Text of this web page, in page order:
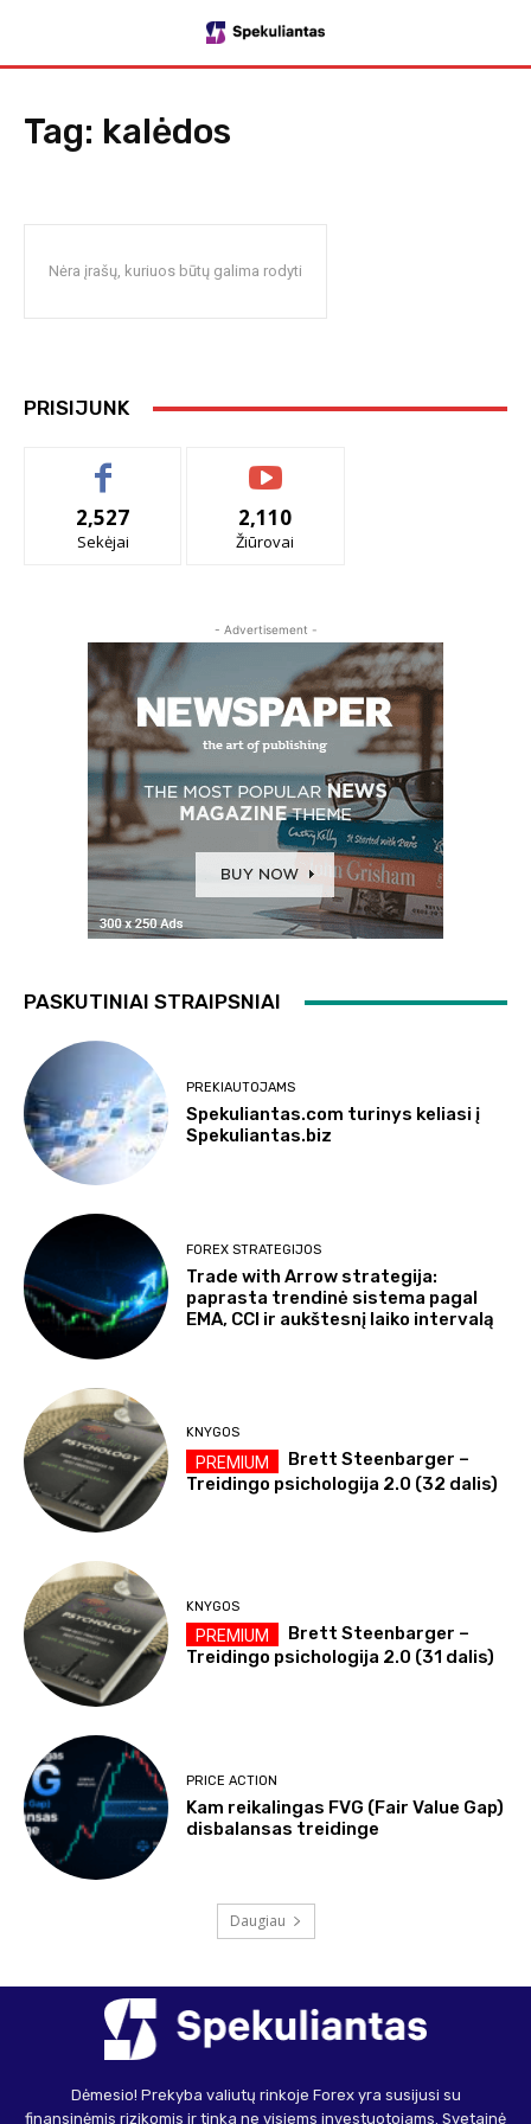
Tag: kalėdos
Nėra įrašų, kuriuos būtų galima rodyti
PRISIJUNK
2,527
Sekėjai
2,110
Žiūrovai
- Advertisement -
PASKUTINIAI STRAIPSNIAI
PREKIAUTOJAMS
Spekuliantas.com turinys keliasi į
Spekuliantas.biz
FOREX STRATEGIJOS
Trade with Arrow strategija:
paprasta trendinė sistema pagal
EMA, CCI ir aukštesnį laiko intervalą
KNYGOS
Brett Steenbarger –
Treidingo psichologija 2.0 (32 dalis)
KNYGOS
Brett Steenbarger –
Treidingo psichologija 2.0 (31 dalis)
PRICE ACTION
Kam reikalingas FVG (Fair Value Gap)
disbalansas treidinge
Daugiau
Dėmesio! Prekyba valiutų rinkoje Forex yra susijusi su
finansinėmis rizikomis ir tinka ne visiems investuotojams. Svetainė